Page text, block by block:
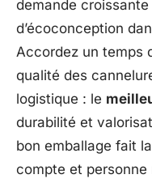
demande croissante
d’écoconception
Accordez un temps
qualité des
logistique : le
durabilité et
bon emballage fait
compte et personne